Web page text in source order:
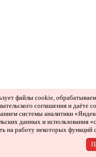
файлы cookie,
соглашения и даёте
системы аналитики
данных и использования
на работу некоторых